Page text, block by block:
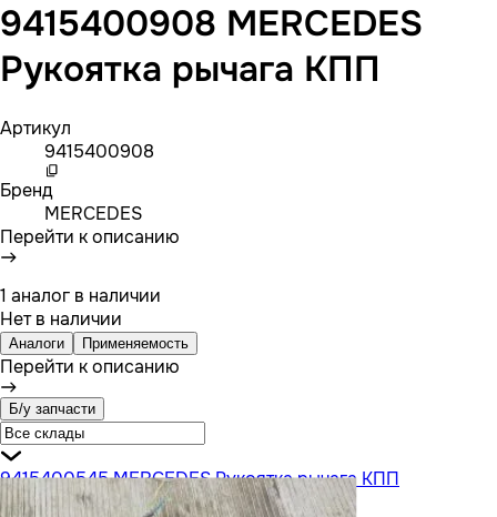
9415400908 MERCEDES
Рукоятка рычага КПП
Артикул
9415400908
Бренд
MERCEDES
Перейти к описанию
1 аналог в наличии
Нет в наличии
Аналоги Применяемость
Перейти к описанию
Б/у запчасти
9415400545 MERCEDES Рукоятка рычага КПП